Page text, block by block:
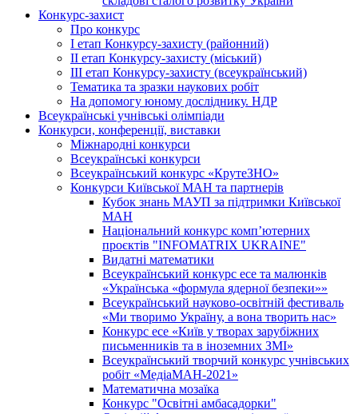
Конкурс-захист
Про конкурс
І етап Конкурсу-захисту (районний)
ІІ етап Конкурсу-захисту (міський)
ІІІ етап Конкурсу-захисту (всеукраїнський)
Тематика та зразки наукових робіт
На допомогу юному досліднику. НДР
Всеукраїнські учнівські олімпіади
Конкурси, конференції, виставки
Міжнародні конкурси
Всеукраїнські конкурси
Всеукраїнський конкурс «КрутеЗНО»
Конкурси Київської МАН та партнерів
Кубок знань МАУП за підтримки Київської
МАН
Національний конкурс комп’ютерних
проєктів "INFOMATRIX UKRAINE"
Видатні математики
Всеукраїнський конкурс есе та малюнків
«Українська «формула ядерної безпеки»»
Всеукраїнський науково-освітній фестиваль
«Ми творимо Україну, а вона творить нас»
Конкурс есе «Київ у творах зарубіжних
письменників та в іноземних ЗМІ»
Всеукраїнський творчий конкурс учнівських
робіт «МедіаМАН-2021»
Математична мозаїка
Конкурс "Освітні амбасадорки"